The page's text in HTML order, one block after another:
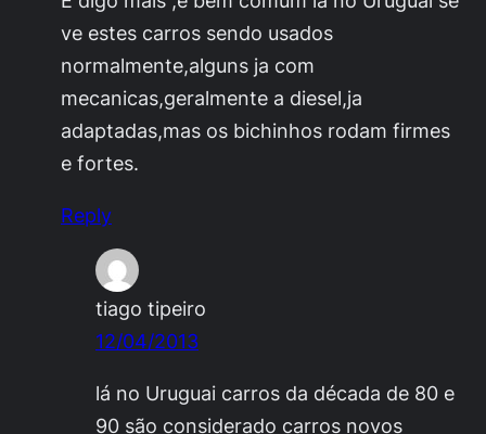
ve estes carros sendo usados
normalmente,alguns ja com
mecanicas,geralmente a diesel,ja
adaptadas,mas os bichinhos rodam firmes
e fortes.
Reply
tiago tipeiro
12/04/2013
lá no Uruguai carros da década de 80 e
90 são considerado carros novos